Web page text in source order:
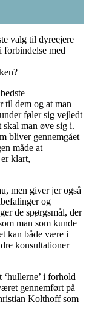
valg til dyreejere
forbindelse med
til dem og at man
føler sig vejledt
man øve sig i.
bliver gennemgået
måde at
klart,
men giver jer også
og
de spørgsmål, der
man som kunde
kan både være i
konsultationer
i forhold
gennemført på
Kolthoff som